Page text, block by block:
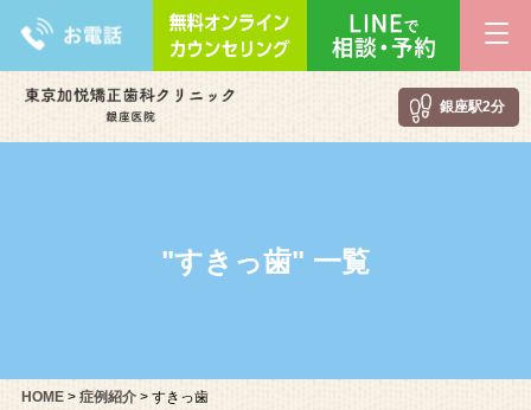
銀座駅2分
"すきっ歯" 一覧
HOME> 症例紹介> すきっ歯